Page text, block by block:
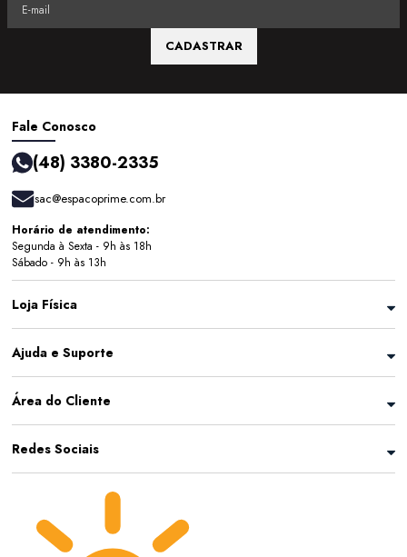
CADASTRAR
Fale Conosco
(48) 3380-2335
sac@espacoprime.com.br
Horário de atendimento:
Segunda à Sexta - 9h às 18h
Sábado - 9h às 13h
Loja Física
Ajuda e Suporte
Área do Cliente
Redes Sociais